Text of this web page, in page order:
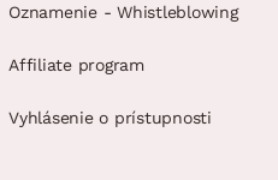
Oznamenie - Whistleblowing
Affiliate program
Vyhlásenie o prístupnosti